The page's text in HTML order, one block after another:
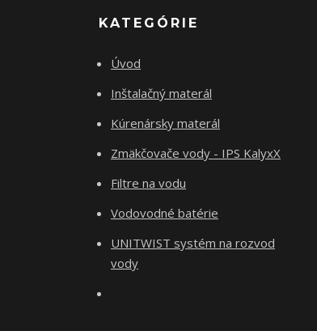
KATEGÓRIE
Úvod
Inštalačný materál
Kúrenársky materál
Zmäkčovače vody - IPS KalyxX
Filtre na vodu
Vodovodné batérie
UNITWIST systém na rozvod
vody